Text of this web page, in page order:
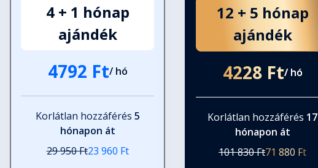
4 + 1 hónap
ajándék
4792 Ft/ hó
Korlátlan hozzáférés 5
hónapon át
29 950 Ft23 960 Ft
12 + 5 hónap
ajándék
4228 Ft/ hó
Korlátlan hozzáférés 17
hónapon át
101 830 Ft71 880 Ft